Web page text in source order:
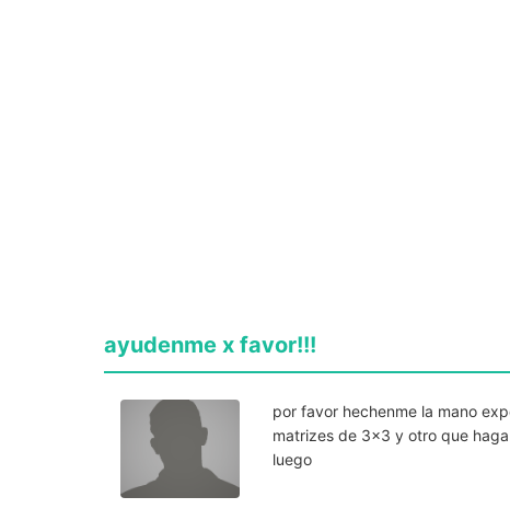
ayudenme x favor!!!
por favor hechenme la mano
matrizes de 3x3 y otro que
luego